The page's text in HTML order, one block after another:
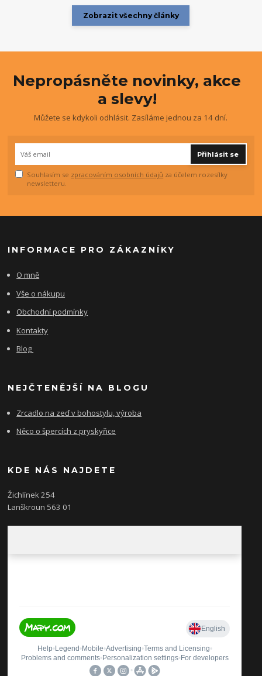
Zobrazit všechny články
Nepropásněte novinky, akce
a slevy!
Můžete se kdykoli odhlásit. Zasíláme jednou za 14 dní.
Přihlásit se
Souhlasím se zpracováním osobních údajů za účelem rozesílky
newsletteru.
INFORMACE PRO ZÁKAZNÍKY
O mně
Vše o nákupu
Obchodní podmínky
Kontakty
Blog
NEJČTENĚJŠÍ NA BLOGU
Zrcadlo na zeď v bohostylu, výroba
Něco o špercích z pryskyřice
KDE NÁS NAJDETE
Žichlínek 254
Lanškroun 563 01